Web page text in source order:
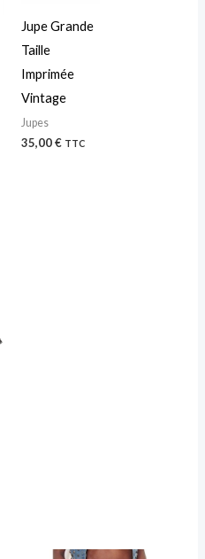
Jupe Grande
Taille
Imprimée
Vintage
Jupes
35,00€ TTC